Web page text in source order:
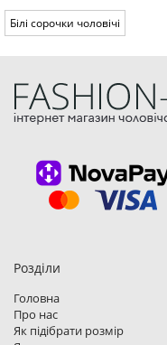
Білі сорочки чоловічі
Розділи
Головна
Про нас
Як підібрати розмір